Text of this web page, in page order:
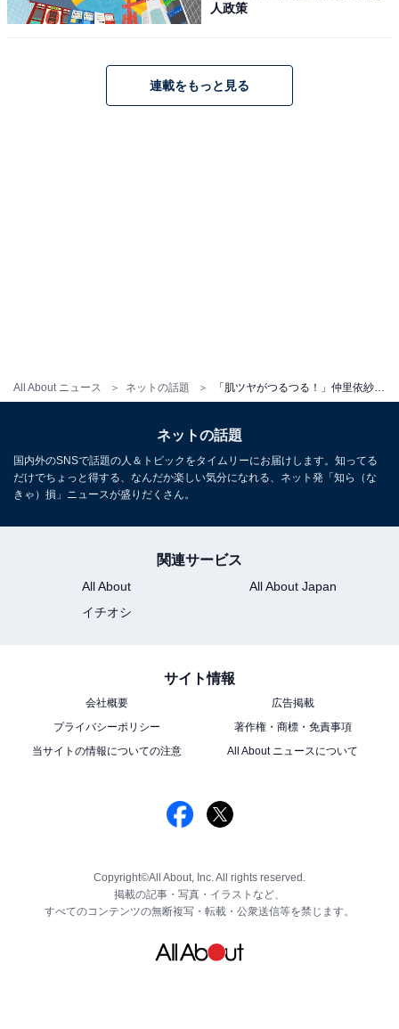
All About ニュース ネットの話題
人政策
連載をもっと見る
ネットの話題
国内外のSNSで話題の人＆トピックをタイムリーにお届けします。知ってる
だけでちょっと得する、なんだか楽しい気分になれる、ネット発「知ら（な
きゃ）損」ニュースが盛りだくさん。
関連サービス
All About
All About Japan
イチオシ
サイト情報
会社概要
広告掲載
プライバシーポリシー
著作権・商標・免責事項
当サイトの情報についての注意
All About ニュースについて
Copyright©All About, Inc. All rights reserved.
掲載の記事・写真・イラストなど、
すべてのコンテンツの無断複写・転載・公衆送信等を禁じます。